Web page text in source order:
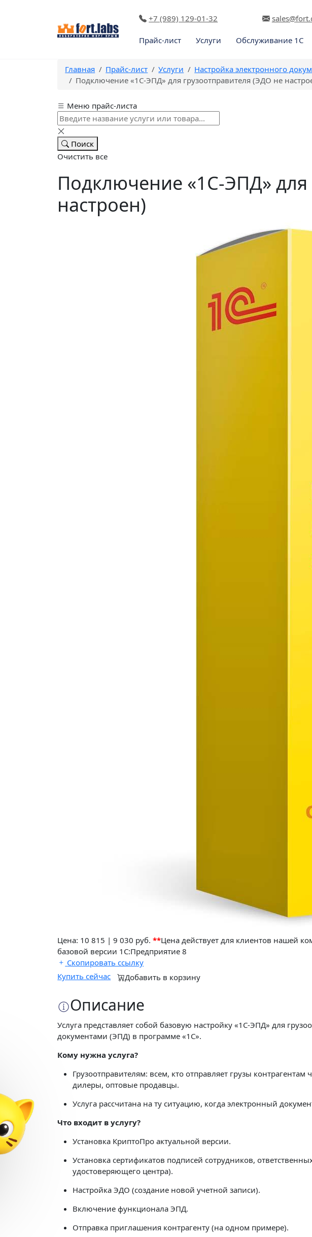
+7 (989) 129-01-32
Прайс-лист Услуги Обслуживание 1С
Главная Прайс-лист Услуги
Настройка электронного
Подключение «1С-ЭПД» для грузоотправителя (ЭДО не
Меню прайс-листа
Поиск
Очистить все
Подключение «1С-ЭПД» для
настроен)
Цена: 10 815 |9 030 руб.**Цена действует для клиентов нашей
базовой версии 1С:Предприятие 8
Скопировать ссылку
Купить сейчас
Добавить в корзину
Описание
Услуга представляет собой базовую настройку «1С-ЭПД» для
документами (ЭПД) в программе «1С».
Кому нужна услуга?
Грузоотправителям: всем, кто отправляет грузы
дилеры, оптовые продавцы.
Услуга рассчитана на ту ситуацию, когда электронный
Что входит в услугу?
Установка КриптоПро актуальной версии.
Установка сертификатов подписей сотрудников,
удостоверяющего центра).
Настройка ЭДО (создание новой учетной записи).
Включение функционала ЭПД.
Отправка приглашения контрагенту (на одном примере).
Настройка и обучение
в подарок
При подключении
«1С:Кабинет сотрудника»
Выгода 12 978 ₽
Получить подарок